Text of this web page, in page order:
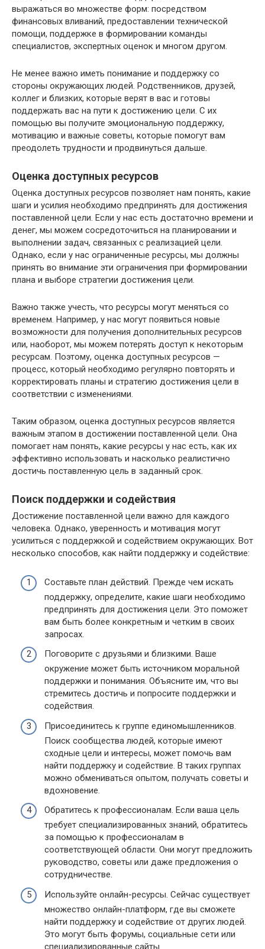
выражаться во множестве форм: посредством
финансовых вливаний, предоставлении технической
помощи, поддержке в формировании команды
специалистов, экспертных оценок и многом другом.
Не менее важно иметь понимание и поддержку со
стороны окружающих людей. Родственников, друзей,
коллег и близких, которые верят в вас и готовы
поддержать вас на пути к достижению цели. С их
помощью вы получите эмоциональную поддержку,
мотивацию и важные советы, которые помогут вам
преодолеть трудности и продвинуться дальше.
Оценка доступных ресурсов
Оценка доступных ресурсов позволяет нам понять, какие
шаги и усилия необходимо предпринять для достижения
поставленной цели. Если у нас есть достаточно времени и
денег, мы можем сосредоточиться на планировании и
выполнении задач, связанных с реализацией цели.
Однако, если у нас ограниченные ресурсы, мы должны
принять во внимание эти ограничения при формировании
плана и выборе стратегии достижения цели.
Важно также учесть, что ресурсы могут меняться со
временем. Например, у нас могут появиться новые
возможности для получения дополнительных ресурсов
или, наоборот, мы можем потерять доступ к некоторым
ресурсам. Поэтому, оценка доступных ресурсов —
процесс, который необходимо регулярно повторять и
корректировать планы и стратегию достижения цели в
соответствии с изменениями.
Таким образом, оценка доступных ресурсов является
важным этапом в достижении поставленной цели. Она
помогает нам понять, какие ресурсы у нас есть, как их
эффективно использовать и насколько реалистично
достичь поставленную цель в заданный срок.
Поиск поддержки и содействия
Достижение поставленной цели важно для каждого
человека. Однако, уверенность и мотивация могут
усилиться с поддержкой и содействием окружающих. Вот
несколько способов, как найти поддержку и содействие:
Составьте план действий. Прежде чем искать
поддержку, определите, какие шаги необходимо
предпринять для достижения цели. Это поможет
вам быть более конкретным и четким в своих
запросах.
Поговорите с друзьями и близкими. Ваше
окружение может быть источником моральной
поддержки и понимания. Объясните им, что вы
стремитесь достичь и попросите поддержки и
содействия.
Присоединитесь к группе единомышленников.
Поиск сообщества людей, которые имеют
сходные цели и интересы, может помочь вам
найти поддержку и содействие. В таких группах
можно обмениваться опытом, получать советы и
вдохновение.
Обратитесь к профессионалам. Если ваша цель
требует специализированных знаний, обратитесь
за помощью к профессионалам в
соответствующей области. Они могут предложить
руководство, советы или даже предложения о
сотрудничестве.
Используйте онлайн-ресурсы. Сейчас существует
множество онлайн-платформ, где вы сможете
найти поддержку и содействие от других людей.
Это могут быть форумы, социальные сети или
специализированные сайты.